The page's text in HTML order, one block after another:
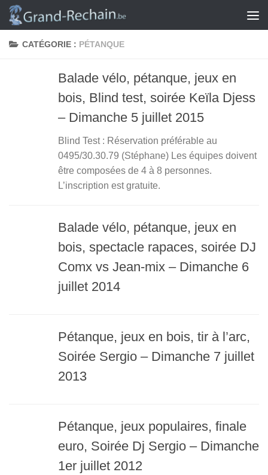
Skip to content
CATÉGORIE : PÉTANQUE
Balade vélo, pétanque, jeux en
bois, Blind test, soirée Keïla Djess
– Dimanche 5 juillet 2015
Blind Test : Réservation préférable au
0495/30.30.79 (Stéphane) Les équipes doivent
être composées de 4 à 8 personnes.
L’inscription est gratuite.
Balade vélo, pétanque, jeux en
bois, spectacle rapaces, soirée DJ
Comx vs Jean-mix – Dimanche 6
juillet 2014
Pétanque, jeux en bois, tir à l’arc,
Soirée Sergio – Dimanche 7 juillet
2013
Pétanque, jeux populaires, finale
euro, Soirée Dj Sergio – Dimanche
1er juillet 2012